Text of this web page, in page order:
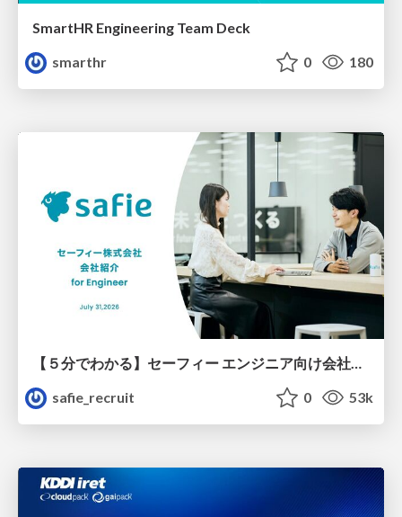
SmartHR Engineering Team Deck
smarthr
0 180
safie_recruit
0 53k